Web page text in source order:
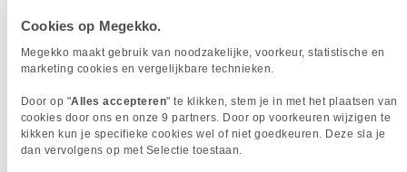
Cookies op Megekko.
Megekko maakt gebruik van noodzakelijke, voorkeur, statistische en
marketing cookies en vergelijkbare technieken.
Door op "Alles accepteren" te klikken, stem je in met het plaatsen van
cookies door ons en onze 9 partners. Door op voorkeuren wijzigen te
kikken kun je specifieke cookies wel of niet goedkeuren. Deze sla je
dan vervolgens op met Selectie toestaan.
ASUS TUF GAMING A14 FA401UM-RG010W 14"
RYZEN 7 RTX 5060 GAMING LAPTOP
Het product dat je zocht is helaas niet meer beschikbaar.
Wij doen ons uiterste best om al onze producten zo lang
mogelijk leverbaar te houden.
Helaas is dit product op dit
moment bij geen van onze leveranciers leverbaar.
We helpen je graag met een ander product uit de categorie